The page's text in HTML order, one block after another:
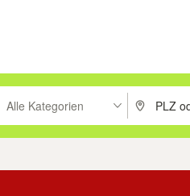
um zu suchen, oder Vorschläge
Alle Kategorien PLZ oder